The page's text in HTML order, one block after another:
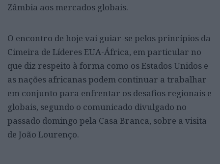
Zâmbia aos mercados globais.
O encontro de hoje vai guiar-se pelos princípios da
Cimeira de Líderes EUA-África, em particular no
que diz respeito à forma como os Estados Unidos e
as nações africanas podem continuar a trabalhar
em conjunto para enfrentar os desafios regionais e
globais, segundo o comunicado divulgado no
passado domingo pela Casa Branca, sobre a visita
de João Lourenço.